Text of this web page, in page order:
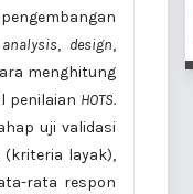
analysis, design,
menghitung
penilaian HOTS.
uji validasi
(kriteria layak),
rata respon